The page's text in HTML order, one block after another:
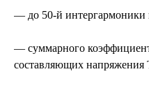
— до 50-й интергармоники
— суммарного
составляющих